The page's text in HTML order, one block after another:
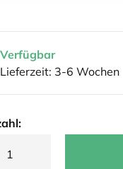
Verfügbar
Lieferzeit: 3-6 Wochen